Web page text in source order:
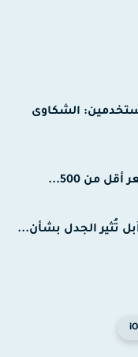
الشكاوى
الجدل بشأن...